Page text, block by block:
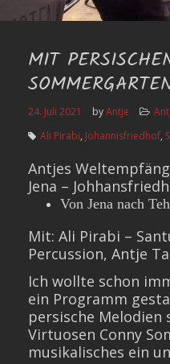
MIT
24. Juli 2021 byAntje
Ali Pirabi, Johannisfriedhof,
Antjes
Jena –
Von Jena nach
Mit: Ali Pirabi –
Percussion, Antje
Ich wollte schon
ein Programm
persische Melodien
Virtuosen Conny
musikalisches ein